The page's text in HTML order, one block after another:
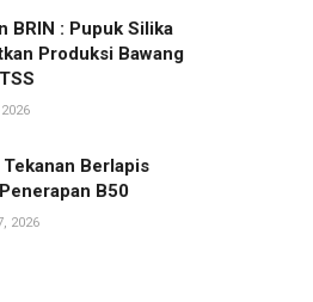
BRIN : Pupuk Silika
Produksi Bawang
Tekanan Berlapis
B50
2026